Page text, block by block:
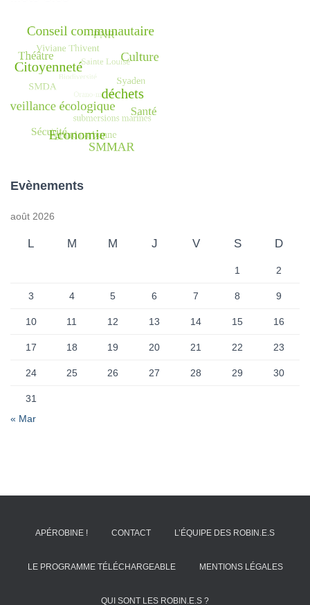
Evènements
août 2026
L M M J V S D
1 2
3 4 5 6 7 8 9
10 11 12 13 14 15 16
17 18 19 20 21 22 23
24 25 26 27 28 29 30
31
« Mar
APÉROBINE ! CONTACT L’ÉQUIPE DES ROBIN.E.S
LE PROGRAMME TÉLÉCHARGEABLE MENTIONS LÉGALES
QUI SONT LES ROBIN.E.S ?